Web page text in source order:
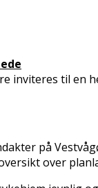
inviteres til en
på
over